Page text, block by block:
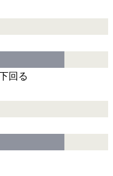
回る